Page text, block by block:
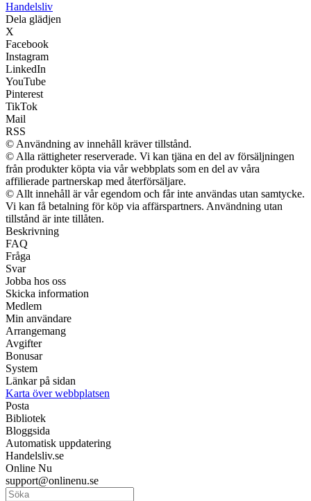
Handelsliv
Dela glädjen
X
Facebook
Instagram
LinkedIn
YouTube
Pinterest
TikTok
Mail
RSS
© Användning av innehåll kräver tillstånd.
© Alla rättigheter reserverade. Vi kan tjäna en del av försäljningen
från produkter köpta via vår webbplats som en del av våra
affilierade partnerskap med återförsäljare.
© Allt innehåll är vår egendom och får inte användas utan samtycke.
Vi kan få betalning för köp via affärspartners. Användning utan
tillstånd är inte tillåten.
Beskrivning
FAQ
Fråga
Svar
Jobba hos oss
Skicka information
Medlem
Min användare
Arrangemang
Avgifter
Bonusar
System
Länkar på sidan
Karta över webbplatsen
Posta
Bibliotek
Bloggsida
Automatisk uppdatering
Handelsliv.se
Online Nu
support@onlinenu.se